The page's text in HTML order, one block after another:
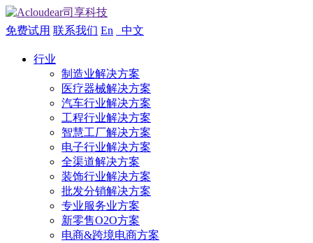
免费试用 联系我们 En 中文
行业
制造业解决方案
医疗器械解决方案
汽车行业解决方案
工程行业解决方案
智慧工厂解决方案
电子行业解决方案
全渠道解决方案
装饰行业解决方案
批发分销解决方案
专业服务业方案
新零售O2O方案
电商&跨境电商方案